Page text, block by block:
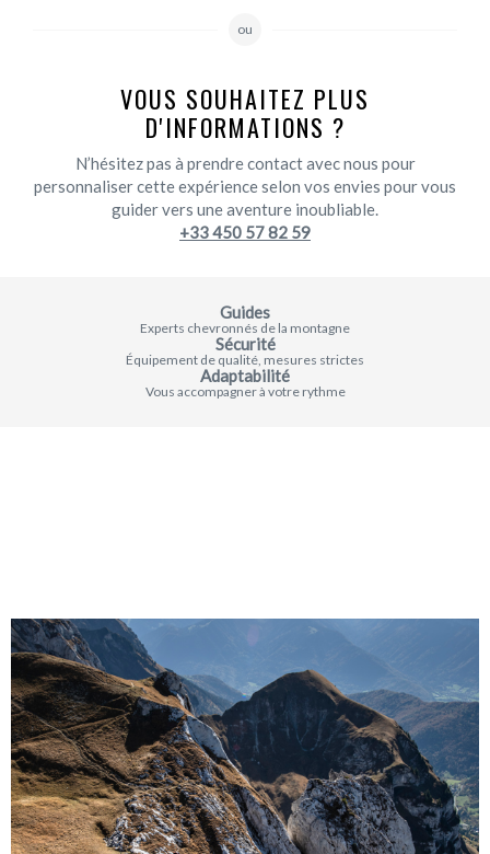
ou
VOUS SOUHAITEZ PLUS
D'INFORMATIONS ?
N’hésitez pas à prendre contact avec nous pour
personnaliser cette expérience selon vos envies pour vous
guider vers une aventure inoubliable.
+33 450 57 82 59
Guides
Experts chevronnés de la montagne
Sécurité
Équipement de qualité, mesures strictes
Adaptabilité
Vous accompagner à votre rythme